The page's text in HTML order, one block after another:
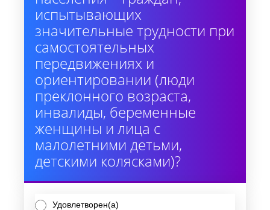
испытывающих
значительные трудности при
самостоятельных
передвижениях и
ориентировании (люди
преклонного возраста,
инвалиды, беременные
женщины и лица с
малолетними детьми,
детскими колясками)?
Удовлетворен(а)